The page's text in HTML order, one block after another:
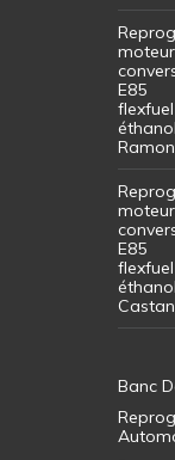
moteur
E85
flexfuel
éthanol
moteur
E85
flexfuel
éthanol
Banc